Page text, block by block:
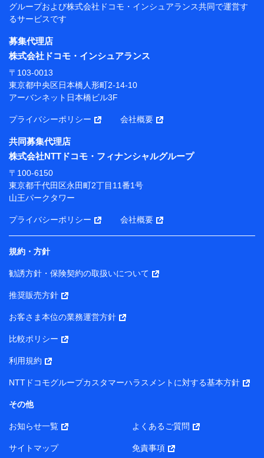
当社
株式会社NTTドコモ・フィナンシャルグループ
【利用目的】
当社または株式会社NTTドコモ・フィナンシャルグルー
プが提供する保険関連サービスにおけるユーザー登録受
付および管理のため
当社または株式会社NTTドコモ・フィナンシャルグルー
携会社の保険その他に関する情報を提供するため、また
維持管理等の委託業務遂行のため、またそれらに付帯、
関連する当社または株式会社NTTドコモ・フィナンシャ
ルグループおよび提携会社のサービスを案内、提供する
ため
（各サービスで取得したサービス利用履歴、ウェブサイ
トの閲覧履歴、購買履歴、ご契約内容等のパーソナルデ
ータを分析して、お客さまの趣味・嗜好・傾向に応じた
サービス・商品等に関するご提案や広告の配信等を行う
ことがあります。）
各種セミナーの開催のため
コンサルティングサービスの実施のため
アンケートやキャンペーン等の実施のため
上記に係る案内・手続き・管理等付帯業務を行うため
所・代表者名】
り）
株式会社NTTドコモ・フィナンシャルグループ 代表取締役
社長 廣井 孝史
東京都中央区日本橋人形町2-14-10 アーバンネット日本橋
株式会社ドコモ・インシュアランス 代表取締役社長 吉
村 忠義
グループおよび株式会社ドコモ・インシュアランス共同で運営す
るサービスです
募集代理店
株式会社ドコモ・インシュアランス
〒103-0013
東京都中央区日本橋人形町2-14-10
アーバンネット日本橋ビル3F
プライバシーポリシー 会社概要
共同募集代理店
株式会社NTTドコモ・フィナンシャルグループ
〒100-6150
東京都千代田区永田町2丁目11番1号
山王パークタワー
プライバシーポリシー 会社概要
規約・方針
勧誘方針・保険契約の取扱いについて
推奨販売方針
お客さま本位の業務運営方針
比較ポリシー
利用規約
NTTドコモグループカスタマーハラスメントに対する基本方針
その他
お知らせ一覧 よくあるご質問
サイトマップ 免責事項